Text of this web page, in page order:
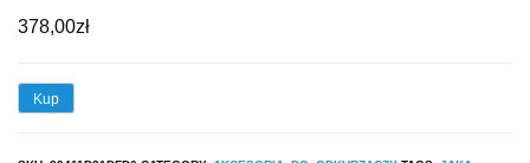
378,00zł
Kup